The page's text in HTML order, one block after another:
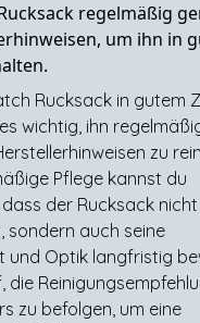
regelmäßig
um ihn in
Rucksack in gutem
wichtig, ihn
zu
Pflege kannst du
der Rucksack
sondern auch seine
und Optik langfristig
die
zu befolgen, um eine